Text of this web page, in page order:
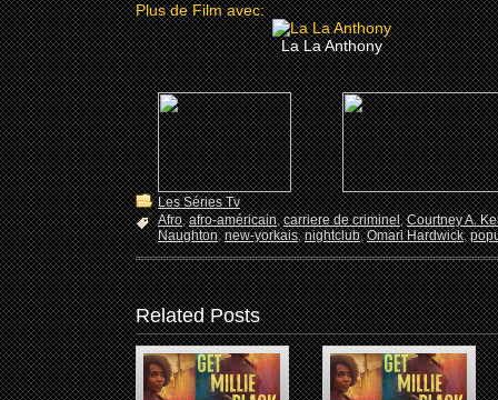
Plus de Film avec:
La La Anthony
Les Séries Tv
Afro,afro-américain,carriere de criminel,Courtney A.
Naughton,new-yorkais,nightclub,Omari Hardwick,
Related Posts